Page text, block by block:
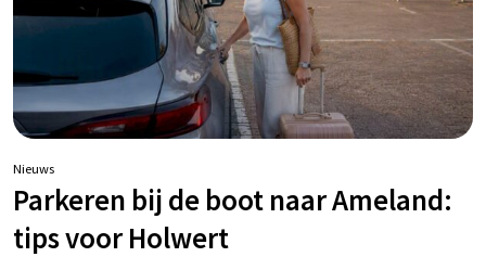
Nieuws
Parkeren bij de boot naar Ameland:
tips voor Holwert